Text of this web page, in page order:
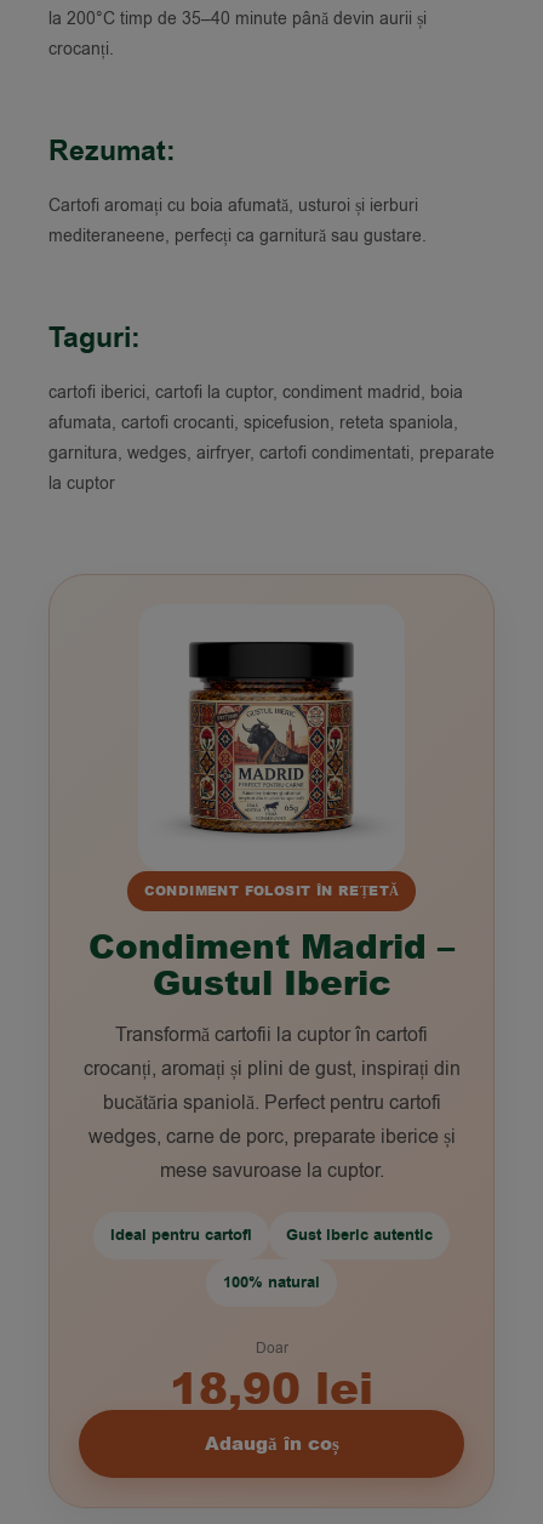
la 200°C timp de 35–40 minute până devin aurii și
crocanți.
Rezumat:
Cartofi aromați cu boia afumată, usturoi și ierburi
mediteraneene, perfecți ca garnitură sau gustare.
Taguri:
cartofi iberici, cartofi la cuptor, condiment madrid, boia
afumata, cartofi crocanti, spicefusion, reteta spaniola,
garnitura, wedges, airfryer, cartofi condimentati, preparate
la cuptor
CONDIMENT FOLOSIT ÎN REȚETĂ
Condiment Madrid –
Gustul Iberic
Transformă cartofii la cuptor în cartofi
crocanți, aromați și plini de gust, inspirați din
bucătăria spaniolă. Perfect pentru cartofi
wedges, carne de porc, preparate iberice și
mese savuroase la cuptor.
Ideal pentru cartofi Gust iberic autentic
100% natural
Doar
18,90 lei
Adaugă în coș